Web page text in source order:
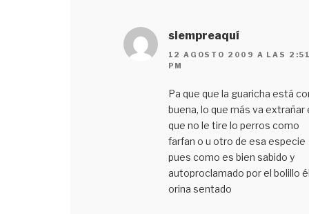
siempreaquí
12 AGOSTO 2009 A LAS
PM
Pa que que la guaricha está
buena, lo que más va extrañar
que no le tire lo perros como
farfan o u otro de esa especie
pues como es bien sabido y
autoproclamado por el bolillo
orina sentado